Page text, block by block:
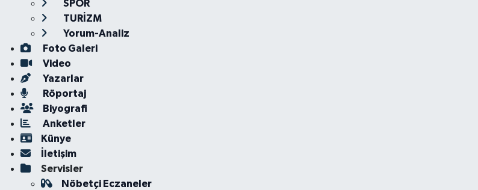
SPOR
TURİZM
Yorum-Analiz
Foto Galeri
Video
Yazarlar
Röportaj
Biyografi
Anketler
Künye
İletişim
Servisler
Nöbetçi Eczaneler